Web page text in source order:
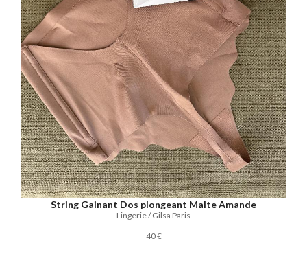
String Gainant Dos plongeant Malte Amande
Lingerie / Gilsa Paris
40 €